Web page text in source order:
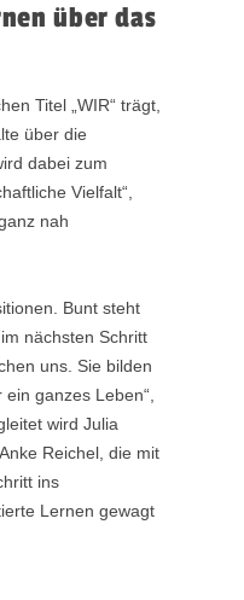
über das
Titel „WIR“ trägt,
über die
dabei zum
Vielfalt“,
nah
Bunt steht
nächsten Schritt
uns. Sie bilden
ganzes Leben“,
wird Julia
Reichel, die mit
ins
Lernen gewagt